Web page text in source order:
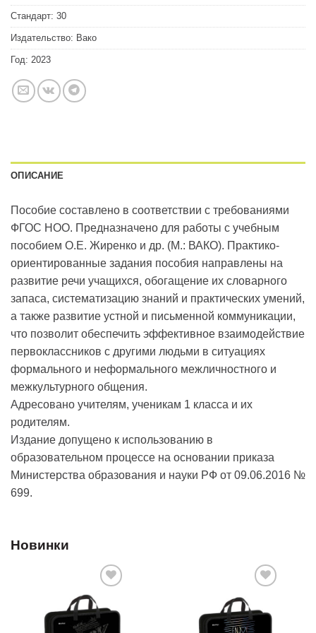
Стандарт: 30
Издательство: Вако
Год: 2023
ОПИСАНИЕ
Пособие составлено в соответствии с требованиями
ФГОС НОО. Предназначено для работы с учебным
пособием О.Е. Жиренко и др. (М.: ВАКО). Практико-
ориентированные задания пособия направлены на
развитие речи учащихся, обогащение их словарного
запаса, систематизацию знаний и практических умений,
а также развитие устной и письменной коммуникации,
что позволит обеспечить эффективное взаимодействие
первоклассников с другими людьми в ситуациях
формального и неформального межличностного и
межкультурного общения.
Адресовано учителям, ученикам 1 класса и их
родителям.
Издание допущено к использованию в
образовательном процессе на основании приказа
Министерства образования и науки РФ от 09.06.2016 №
699.
Новинки
Добавить
в список
желаний
Добавить
в список
желаний